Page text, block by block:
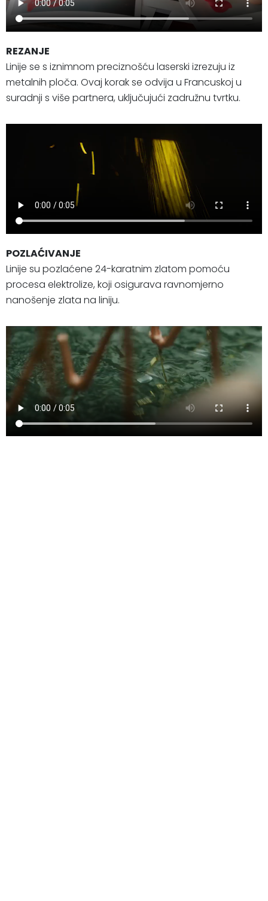
REZANJE
Linije se s iznimnom preciznošću laserski izrezuju iz
metalnih ploča. Ovaj korak se odvija u Francuskoj u
suradnji s više partnera, uključujući zadružnu tvrtku.
POZLAĆIVANJE
Linije su pozlaćene 24-karatnim zlatom pomoću
procesa elektrolize, koji osigurava ravnomjerno
nanošenje zlata na liniju.